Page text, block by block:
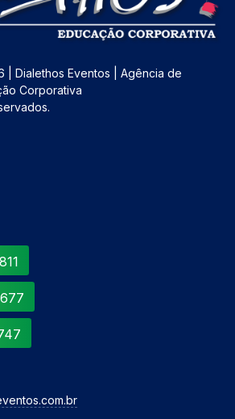
| Dialethos Eventos | Agência de
Corporativa